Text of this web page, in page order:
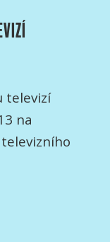
televizí
na